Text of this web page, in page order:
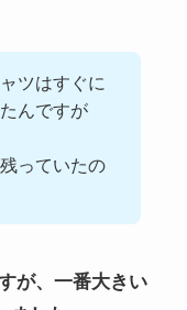
ツはすぐに
んですが
っていたの
が、一番大きい